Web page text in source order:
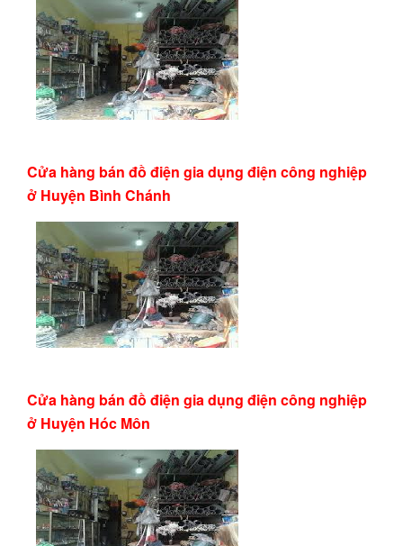
Cửa hàng bán đồ điện gia dụng điện công nghiệp
ở Huyện Bình Chánh
Cửa hàng bán đồ điện gia dụng điện công nghiệp
ở Huyện Hóc Môn